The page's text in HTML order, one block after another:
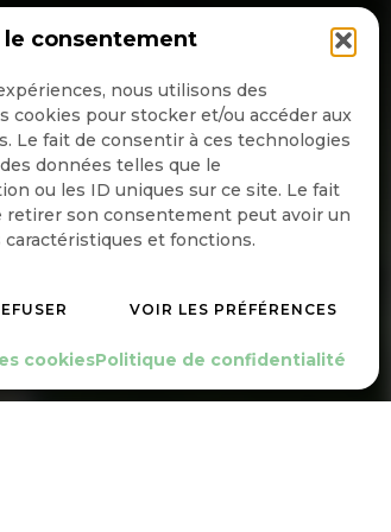
le consentement
nous utilisons des
cookies pour stocker et/ou accéder aux
Le fait de consentir à ces technologies
données telles que le
ou les ID uniques sur ce site. Le fait
retirer son consentement peut avoir un
et fonctions.
VOIR LES PRÉFÉRENCES
cookiesPolitique de confidentialité